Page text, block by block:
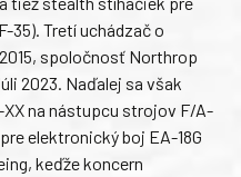
35). Tretí uchádzač o
spoločnosť Northrop
2023. Naďalej sa však
na nástupcu strojov F/A-
elektronický boj EA-18G
keďže koncern